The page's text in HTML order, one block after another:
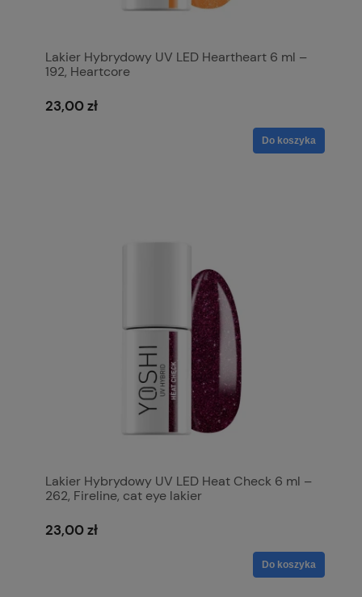
Lakier Hybrydowy UV LED Heartheart 6 ml –
192, Heartcore
23,00 zł
Do koszyka
Lakier Hybrydowy UV LED Heat Check 6 ml –
262, Fireline, cat eye lakier
23,00 zł
Do koszyka